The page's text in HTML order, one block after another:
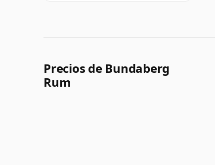
Precios de Bundaberg
Rum